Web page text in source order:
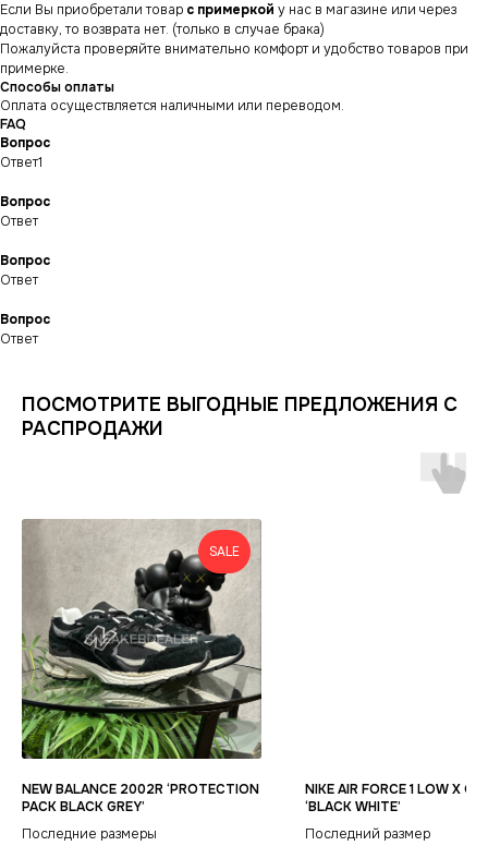
Если Вы приобретали товар с примеркой у нас в магазине или через
доставку, то возврата нет. (только в случае брака)
Пожалуйста проверяйте внимательно комфорт и удобство товаров при
примерке.
Способы оплаты
Оплата осуществляется наличными или переводом.
FAQ
Вопрос
Ответ1
Вопрос
Ответ
Вопрос
Ответ
Вопрос
Ответ
ПОСМОТРИТЕ ВЫГОДНЫЕ ПРЕДЛОЖЕНИЯ С
РАСПРОДАЖИ
SALE
NEW BALANCE 2002R ‘PROTECTION
PACK BLACK GREY’
Последние размеры
NIKE AIR FORCE 1 LOW X
‘BLACK WHITE’
Последний размер
СНИКЕРСДИЛЕР
ИНФОРМАЦИЯ
КЛИЕНТАМ
Оплата и доставка
Ответы на часто задаваемые вопросы
КАТАЛОГ
Распродажа
Сумки и аксессуары